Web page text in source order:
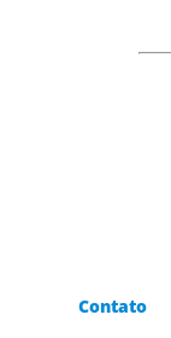
Contato